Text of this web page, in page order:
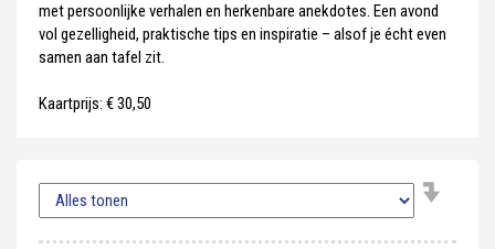
met persoonlijke verhalen en herkenbare anekdotes. Een avond
vol gezelligheid, praktische tips en inspiratie – alsof je écht even
samen aan tafel zit.
Kaartprijs: € 30,50